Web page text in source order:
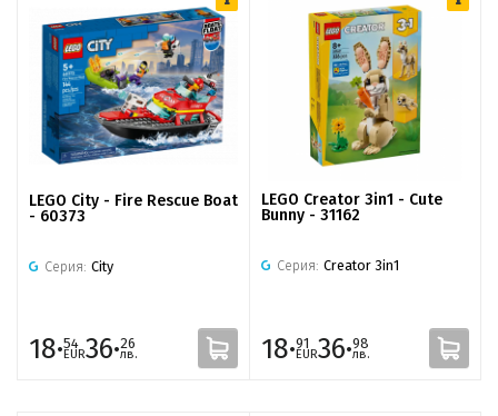
LEGO City - Fire Rescue Boat
- 60373
Серия: City
18·54
EUR36·26
лв.
LEGO Creator 3in1 - Cute
Bunny - 31162
Серия: Creator 3in1
18·91
EUR36·98
лв.